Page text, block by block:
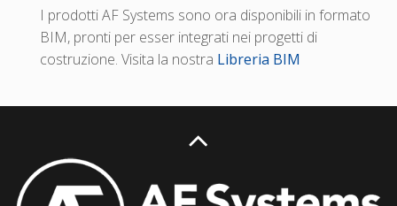
I prodotti AF Systems sono ora disponibili in formato
BIM, pronti per esser integrati nei progetti di
costruzione. Visita la nostra Libreria BIM